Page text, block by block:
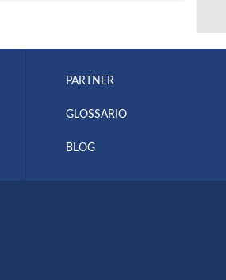
PARTNER
GLOSSARIO
BLOG